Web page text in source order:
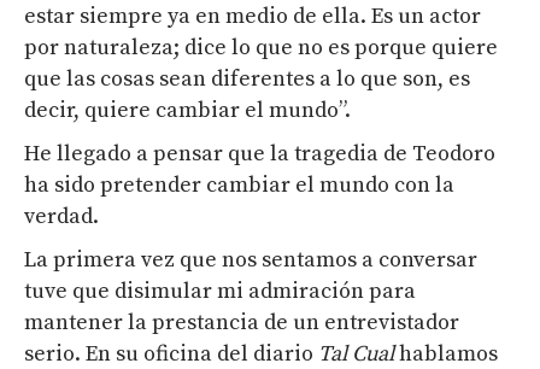
estar siempre ya en medio de ella. Es un actor
por naturaleza; dice lo que no es porque quiere
que las cosas sean diferentes a lo que son, es
decir, quiere cambiar el mundo”.
He llegado a pensar que la tragedia de Teodoro
ha sido pretender cambiar el mundo con la
verdad.
La primera vez que nos sentamos a conversar
tuve que disimular mi admiración para
mantener la prestancia de un entrevistador
serio. En su oficina del diario Tal Cualhablamos